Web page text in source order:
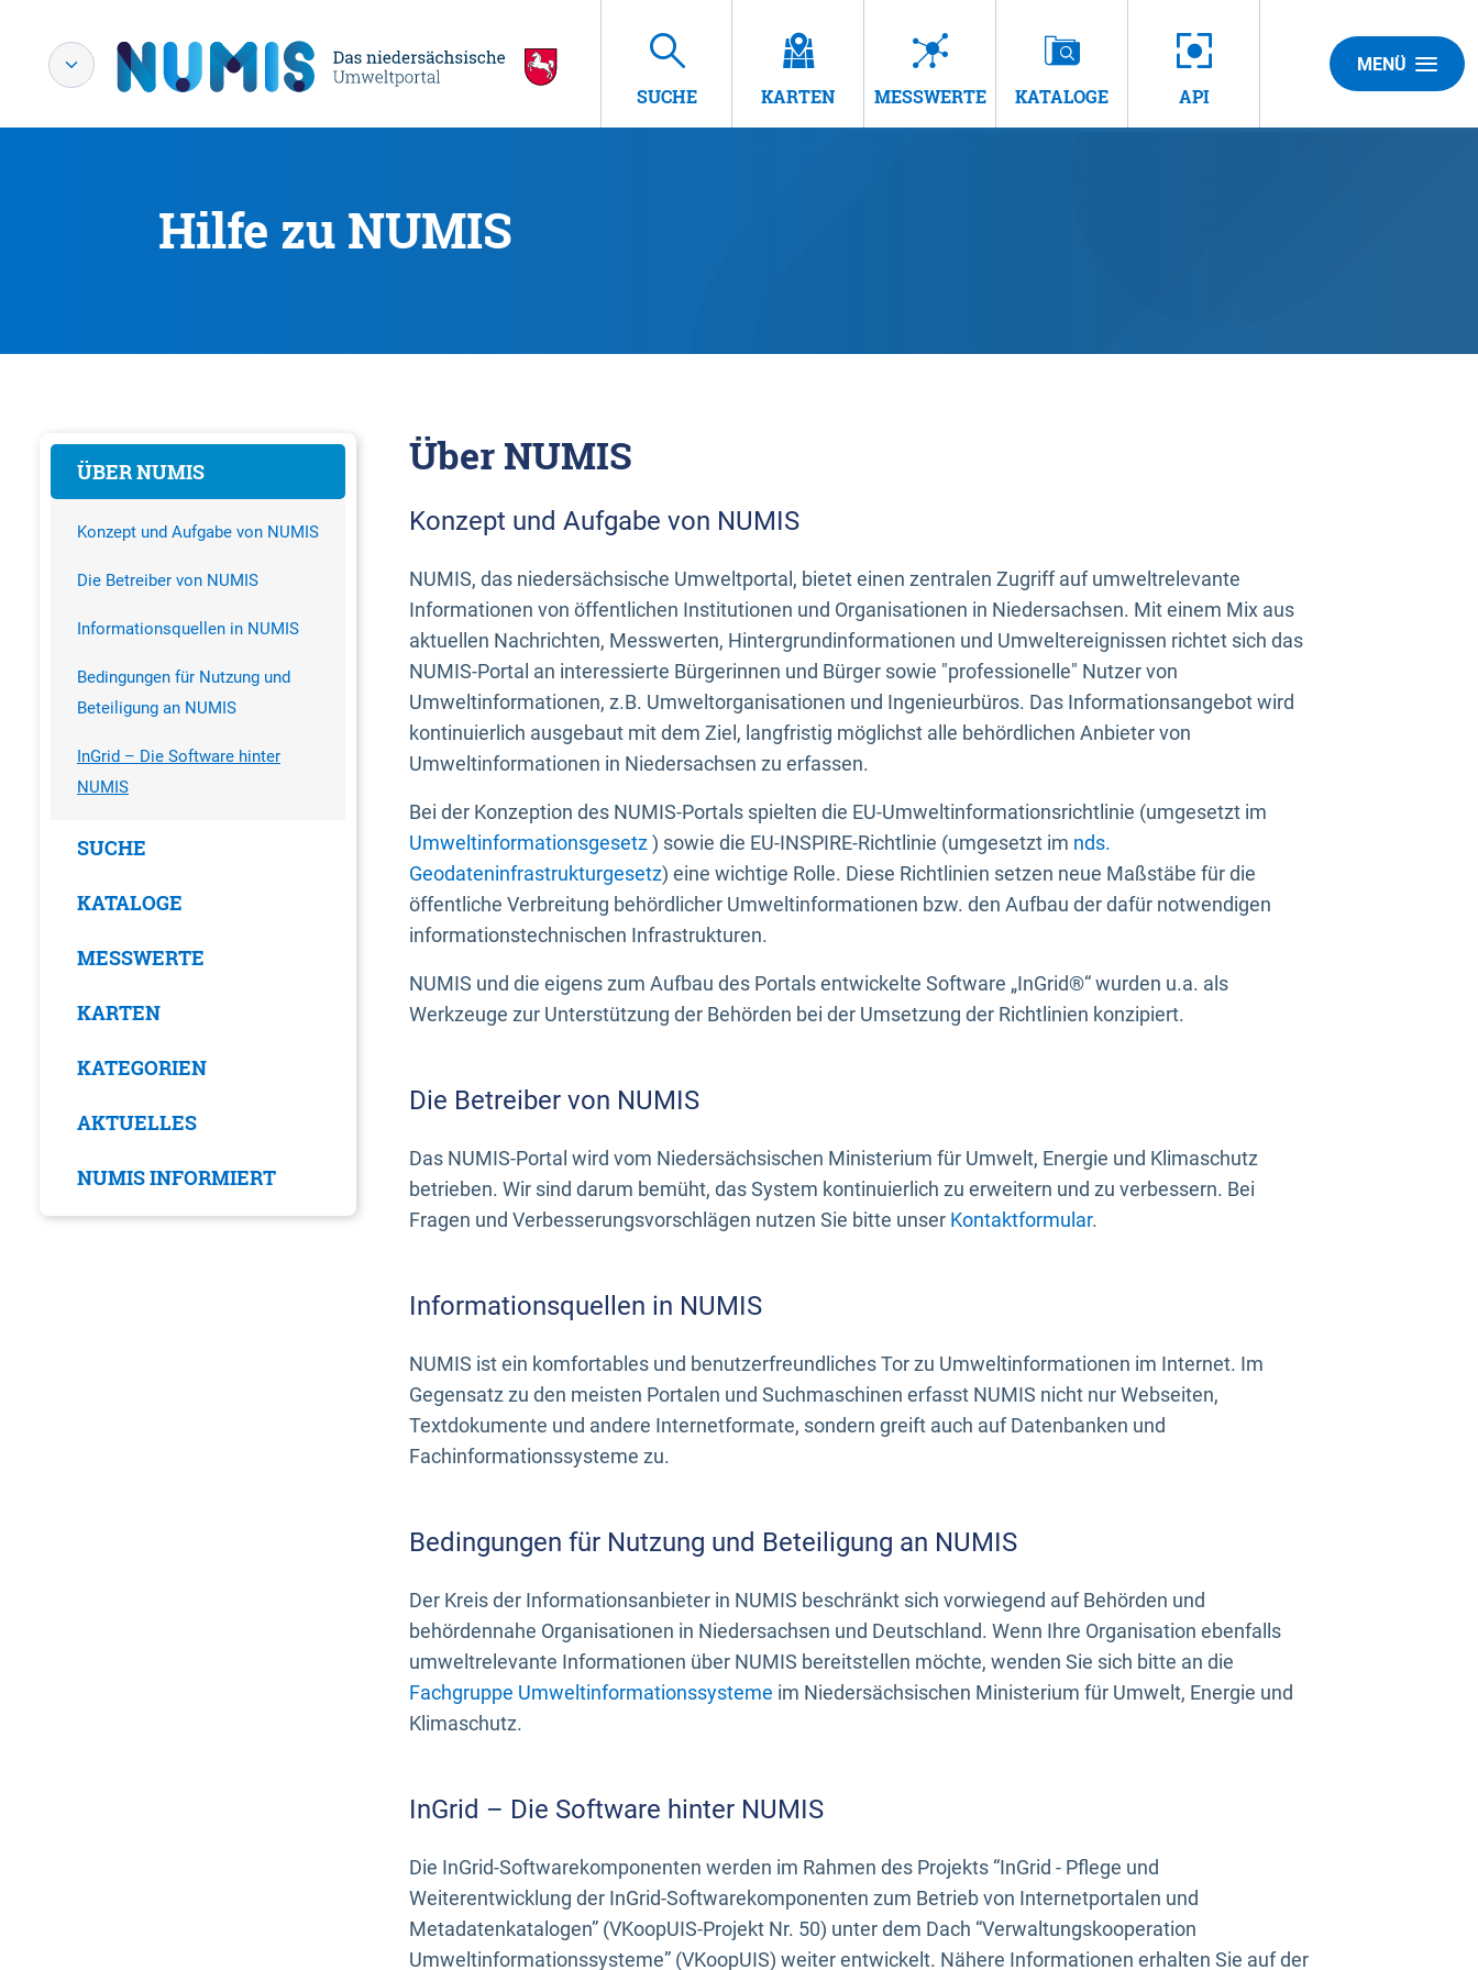
SUCHE KARTEN MESSWERTE KATALOGE API
MENÜ
Hilfe zu NUMIS
ÜBER NUMIS
Konzept und Aufgabe von NUMIS
Die Betreiber von NUMIS
Informationsquellen in NUMIS
Bedingungen für Nutzung und
Beteiligung an NUMIS
InGrid – Die Software hinter
NUMIS
SUCHE
KATALOGE
MESSWERTE
KARTEN
KATEGORIEN
AKTUELLES
NUMIS INFORMIERT
Über NUMIS
Konzept und Aufgabe von NUMIS
NUMIS, das niedersächsische Umweltportal, bietet einen zentralen Zugriff auf umweltrelevante
Informationen von öffentlichen Institutionen und Organisationen in Niedersachsen. Mit einem Mix aus
aktuellen Nachrichten, Messwerten, Hintergrundinformationen und Umweltereignissen richtet sich das
NUMIS-Portal an interessierte Bürgerinnen und Bürger sowie "professionelle" Nutzer von
Umweltinformationen, z.B. Umweltorganisationen und Ingenieurbüros. Das Informationsangebot wird
kontinuierlich ausgebaut mit dem Ziel, langfristig möglichst alle behördlichen Anbieter von
Umweltinformationen in Niedersachsen zu erfassen.
Bei der Konzeption des NUMIS-Portals spielten die EU-Umweltinformationsrichtlinie (umgesetzt im
Umweltinformationsgesetz) sowie die EU-INSPIRE-Richtlinie (umgesetzt im nds.
Geodateninfrastrukturgesetz) eine wichtige Rolle. Diese Richtlinien setzen neue Maßstäbe für die
öffentliche Verbreitung behördlicher Umweltinformationen bzw. den Aufbau der dafür notwendigen
informationstechnischen Infrastrukturen.
NUMIS und die eigens zum Aufbau des Portals entwickelte Software „InGrid®“ wurden u.a. als
Werkzeuge zur Unterstützung der Behörden bei der Umsetzung der Richtlinien konzipiert.
Die Betreiber von NUMIS
Das NUMIS-Portal wird vom Niedersächsischen Ministerium für Umwelt, Energie und Klimaschutz
betrieben. Wir sind darum bemüht, das System kontinuierlich zu erweitern und zu verbessern. Bei
Fragen und Verbesserungsvorschlägen nutzen Sie bitte unser Kontaktformular.
Informationsquellen in NUMIS
NUMIS ist ein komfortables und benutzerfreundliches Tor zu Umweltinformationen im Internet. Im
Gegensatz zu den meisten Portalen und Suchmaschinen erfasst NUMIS nicht nur Webseiten,
Textdokumente und andere Internetformate, sondern greift auch auf Datenbanken und
Fachinformationssysteme zu.
Bedingungen für Nutzung und Beteiligung an NUMIS
Der Kreis der Informationsanbieter in NUMIS beschränkt sich vorwiegend auf Behörden und
behördennahe Organisationen in Niedersachsen und Deutschland. Wenn Ihre Organisation ebenfalls
umweltrelevante Informationen über NUMIS bereitstellen möchte, wenden Sie sich bitte an die
Fachgruppe Umweltinformationssysteme im Niedersächsischen Ministerium für Umwelt, Energie und
Klimaschutz.
InGrid – Die Software hinter NUMIS
Die InGrid-Softwarekomponenten werden im Rahmen des Projekts “InGrid - Pflege und
Weiterentwicklung der InGrid-Softwarekomponenten zum Betrieb von Internetportalen und
Metadatenkatalogen” (VKoopUIS-Projekt Nr. 50) unter dem Dach “Verwaltungskooperation
Umweltinformationssysteme” (VKoopUIS) weiter entwickelt. Nähere Informationen erhalten Sie auf der